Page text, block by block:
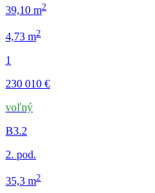
39,10 m2
4,73 m2
1
230 010 €
voľný
B3.2
2. pod.
35,3 m2